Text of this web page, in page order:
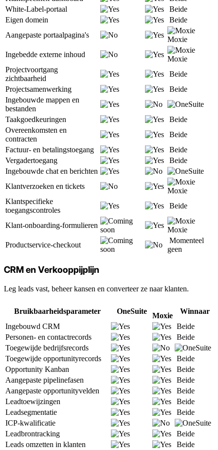
White-Label-portaal
Beide
Eigen domein
Beide
Aangepaste portaalpagina's
Moxie
Ingebedde externe inhoud
Moxie
Projectvoortgang
zichtbaarheid
Beide
Projectsamenwerking
Beide
Ingebouwde mappen en
bestanden
Taakgoedkeuringen
Beide
Overeenkomsten en
contracten
Beide
Factuur- en betalingstoegang
Beide
Vergadertoegang
Beide
Ingebouwde chat en berichten
Klantverzoeken en tickets
Moxie
Klantspecifieke
toegangscontroles
Beide
Klant-onboarding-formulieren
Moxie
Productservice-checkout
Momenteel
geen
CRM en Verkooppijplijn
Leg leads vast, beheer kansen en converteer ze naar klanten.
Bruikbaarheidsparameter OneSuite
Moxie
Winnaar
Ingebouwd CRM
Beide
Personen- en contactrecords
Beide
Toegewijde bedrijfsrecords
Toegewijde opportunityrecords
Beide
Opportunity Kanban
Beide
Aangepaste pipelinefasen
Beide
Aangepaste opportunityvelden
Beide
Leadtoewijzingen
Beide
Leadsegmentatie
Beide
ICP-kwalificatie
Leadbrontracking
Beide
Leads omzetten in klanten
Beide